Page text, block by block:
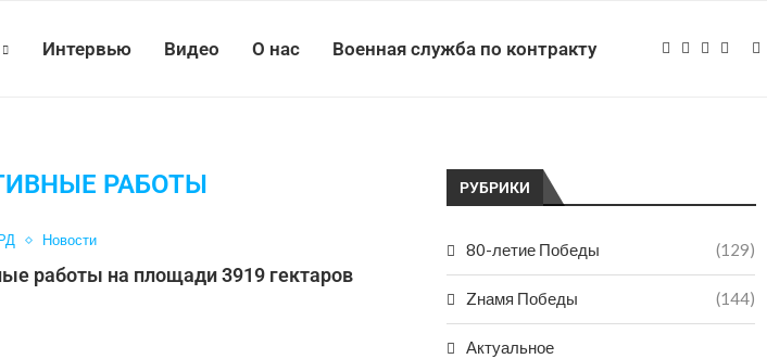
Интервью Видео О нас Военная служба по контракту
РАБОТЫ
Новости
работы на площади 3919 гектаров
РУБРИКИ
80-летие Победы (129)
Zнамя Победы (144)
Актуальное